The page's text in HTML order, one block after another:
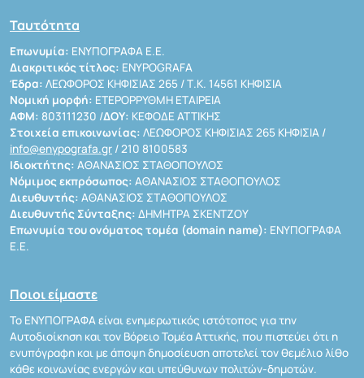
Ταυτότητα
Επωνυμία: ΕΝΥΠΟΓΡΑΦΑ Ε.Ε.
Διακριτικός τίτλος: ENYPOGRAFA
Έδρα: ΛΕΩΦΟΡΟΣ ΚΗΦΙΣΙΑΣ 265 / Τ.Κ. 14561 ΚΗΦΙΣΙΑ
Νομική μορφή: ΕΤΕΡΟΡΡΥΘΜΗ ΕΤΑΙΡΕΙΑ
ΑΦΜ: 803111230 /ΔΟΥ: ΚΕΦΟΔΕ ΑΤΤΙΚΗΣ
Στοιχεία επικοινωνίας: ΛΕΩΦΟΡΟΣ ΚΗΦΙΣΙΑΣ 265 ΚΗΦΙΣΙΑ /
info@enypografa.gr / 210 8100583
Ιδιοκτήτης: ΑΘΑΝΑΣΙΟΣ ΣΤΑΘΟΠΟΥΛΟΣ
Νόμιμος εκπρόσωπος: ΑΘΑΝΑΣΙΟΣ ΣΤΑΘΟΠΟΥΛΟΣ
Διευθυντής: ΑΘΑΝΑΣΙΟΣ ΣΤΑΘΟΠΟΥΛΟΣ
Διευθυντής Σύνταξης: ΔΗΜΗΤΡΑ ΣΚΕΝΤΖΟΥ
Επωνυμία του ονόματος τομέα (domain name): ΕΝΥΠΟΓΡΑΦΑ
Ε.Ε.
Ποιοι είμαστε
Το ΕΝΥΠΟΓΡΑΦΑ είναι ενημερωτικός ιστότοπος για την
Αυτοδιοίκηση και τον Βόρειο Τομέα Αττικής, που πιστεύει ότι η
ενυπόγραφη και με άποψη δημοσίευση αποτελεί τον θεμέλιο λίθο
κάθε κοινωνίας ενεργών και υπεύθυνων πολιτών-δημοτών.